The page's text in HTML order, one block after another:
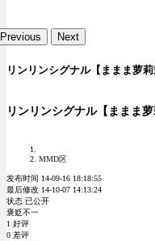
Previous Next
リンリンシグナル【ままま萝莉
リンリンシグナル【ままま
MMD区
发布时间 14-09-16 18:18:55
最后修改 14-10-07 14:13:24
状态 已公开
褒贬不一
1 好评
0 差评